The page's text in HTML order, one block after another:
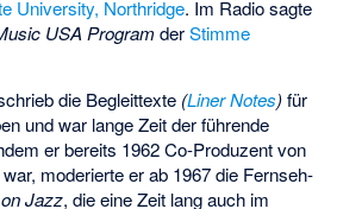
University, Northridge. Im Radio sagte
USA Program derStimme
die Begleittexte (Liner Notes)für
und war lange Zeit der führende
er bereits 1962 Co-Produzent von
war, moderierte er ab 1967 die Fernseh-
Jazz, die eine Zeit lang auch im